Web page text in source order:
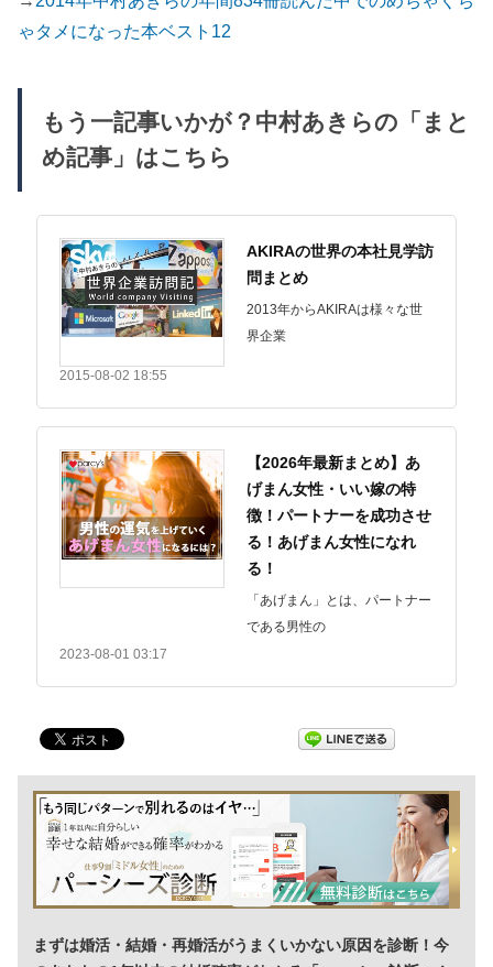
ゃタメになった本ベスト12
もう一記事いかが？中村あきらの「まと
め記事」はこちら
AKIRAの世界の本社見学訪
問まとめ
2013年からAKIRAは様々な世
界企業
2015-08-02 18:55
【2026年最新まとめ】あ
げまん女性・いい嫁の特
徴！パートナーを成功させ
る！あげまん女性になれ
る！
「あげまん」とは、パートナー
である男性の
2023-08-01 03:17
まずは婚活・結婚・再婚活がうまくいかない原因を診断！今